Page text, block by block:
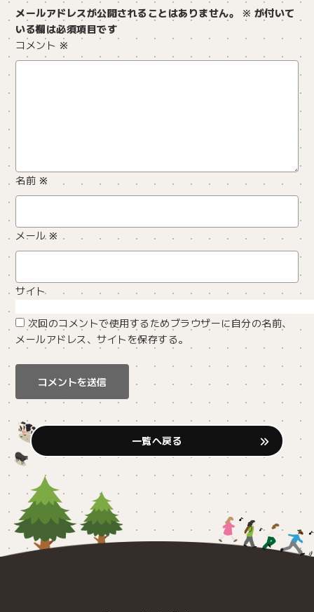
メールアドレスが公開されることはありません。 ※ が付いて
いる欄は必須項目です
コメント ※
名前 ※
メール※
サイト
次回のコメントで使用するためブラウザーに自分の名前、
メールアドレス、サイトを保存する。
一覧へ戻る